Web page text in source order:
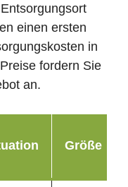
einen ersten
in
fordern Sie
an.
Größe